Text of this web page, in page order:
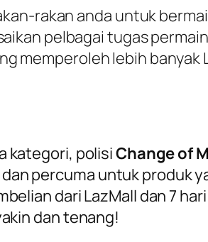
rakan anda untuk
pelbagai tugas
memperoleh lebih
kategori, polisiChange of
percuma untuk produk
dari LazMall dan 7
dan tenang!